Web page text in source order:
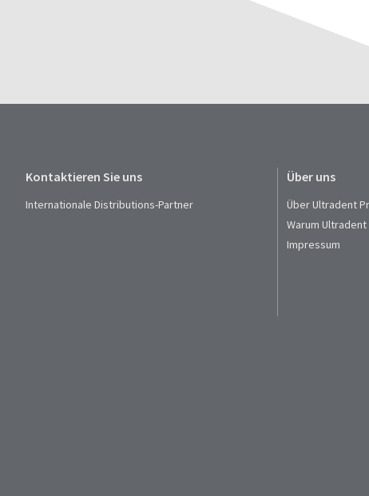
Kontaktieren Sie uns
Internationale Distributions-Partner
Über uns
Über Ultradent
Warum
Impressum